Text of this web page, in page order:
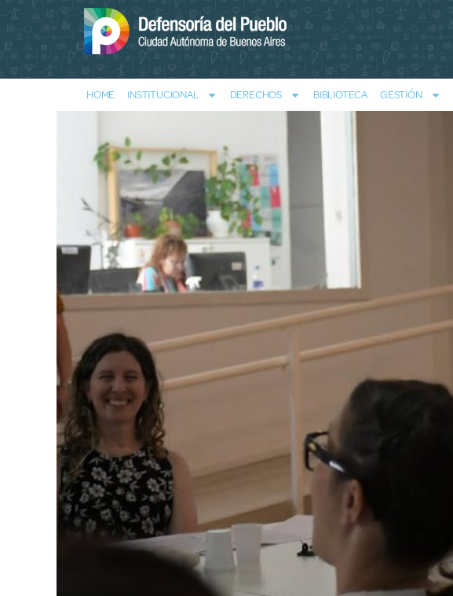
HOME INSTITUCIONAL DERECHOS BIBLIOTECA GESTIÓN